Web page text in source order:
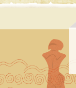
険・年金
知らせ
育て講座
育てを応援します
共工事
設工事
る
ォトコンテスト
挙
ブリックコメント